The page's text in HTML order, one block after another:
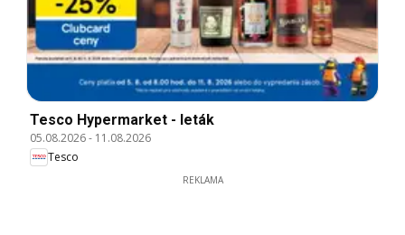
Tesco Hypermarket - leták
05.08.2026- 11.08.2026
Tesco
REKLAMA